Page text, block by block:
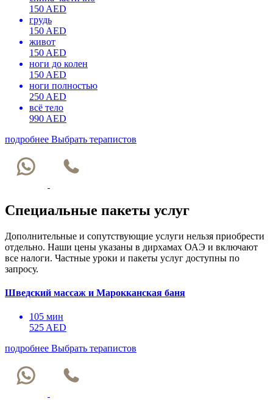
150 AED
грудь
150 AED
живот
150 AED
ноги до колен
150 AED
ноги полностью
250 AED
всё тело
990 AED
подробнее Выбрать терапистов
Специальные пакеты услуг
Дополнительные и сопутствующие услуги нельзя приобрести
отдельно. Наши цены указаны в дирхамах ОАЭ и включают
все налоги. Частные уроки и пакеты услуг доступны по
запросу.
Шведский массаж и Марокканская баня
105 мин
525 AED
подробнее Выбрать терапистов